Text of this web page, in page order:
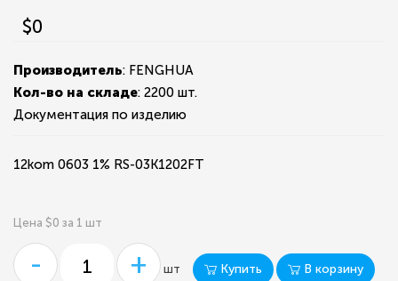
$0
Производитель: FENGHUA
Кол-во на складе: 2200 шт.
Документация по изделию
12kom 0603 1% RS-03K1202FT
Цена $0 за 1 шт
- + шт Купить В корзину